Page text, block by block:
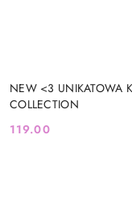
NEW <3 UNIKATOWA
COLLECTION
Cena:
119.00